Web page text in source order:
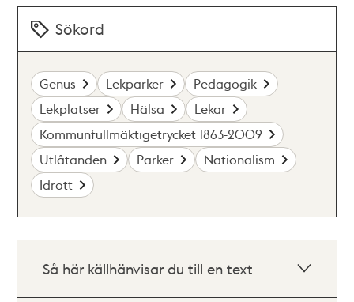
Sökord
Genus Lekparker
Pedagogik
Lekplatser
Hälsa
Lekar
Kommunfullmäktigetrycket 1863-2009
Utlåtanden
Parker
Nationalism
Idrott
Så här källhänvisar du till en text